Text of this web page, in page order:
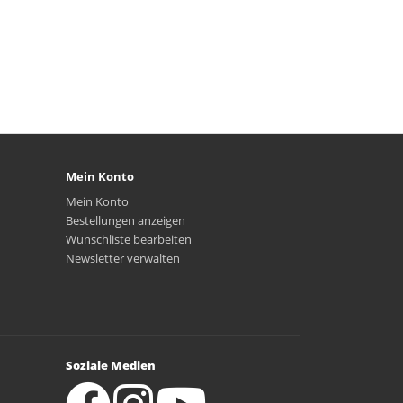
Mein Konto
Mein Konto
Bestellungen anzeigen
Wunschliste bearbeiten
Newsletter verwalten
Soziale Medien